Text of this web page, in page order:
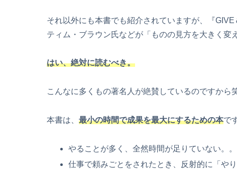
それ以外にも本書でも紹介されていますが、『
ティム・ブラウン氏などが「ものの見方を大きく変
はい、絶対に読むべき。
こんなに多くもの著名人が絶賛しているのですから笑
本書は、 最小の時間で成果を最大にするための本で
やることが多く、全然時間が足りていない。。
仕事で頼みごとをされたとき、反射的に「や